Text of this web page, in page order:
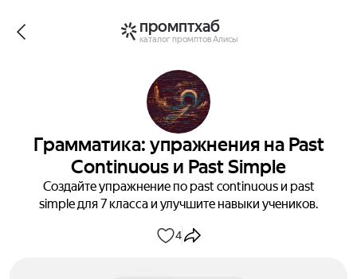
промптхаб
каталог промптов Алисы
Грамматика: упражнения на Past
Continuous и Past Simple
Создайте упражнение по past continuous и past
simple для 7 класса и улучшите навыки учеников.
4